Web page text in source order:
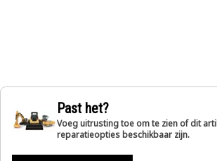
Past het?
Voeg uitrusting toe om te zien of dit
reparatieopties beschikbaar zijn.